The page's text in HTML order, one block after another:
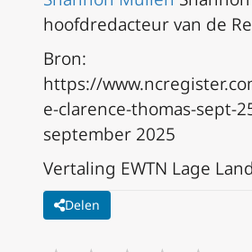
hoofdredacteur van de
Bron:
https://
e-clarence-thomas-sept-
september 2025
Vertaling EWTN Lage
Delen